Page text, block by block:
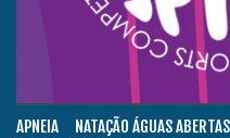
APNEIA NATAÇÃO ÁGUAS ABERTAS